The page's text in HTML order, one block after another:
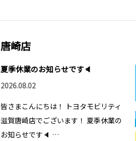
唐崎店
夏季休業のお知らせです🔈
2026.08.02
皆さまこんにちは！ トヨタモビリティ
滋賀唐崎店でございます！ 夏季休業の
お知らせです🔈 …